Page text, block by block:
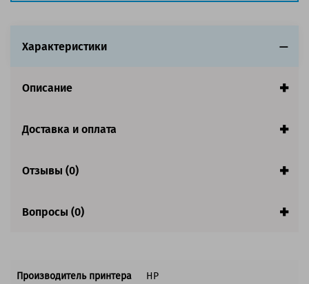
Характеристики
Описание
Доставка и оплата
Отзывы (0)
Вопросы (0)
Производитель принтера HP